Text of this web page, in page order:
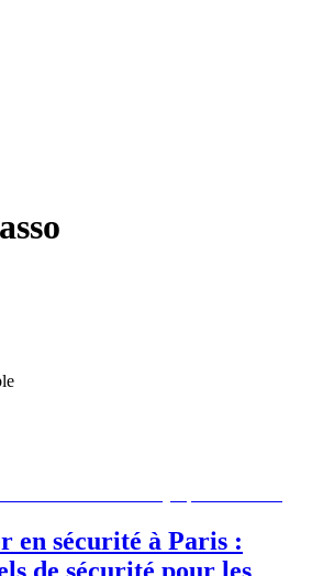
en sécurité à Paris :